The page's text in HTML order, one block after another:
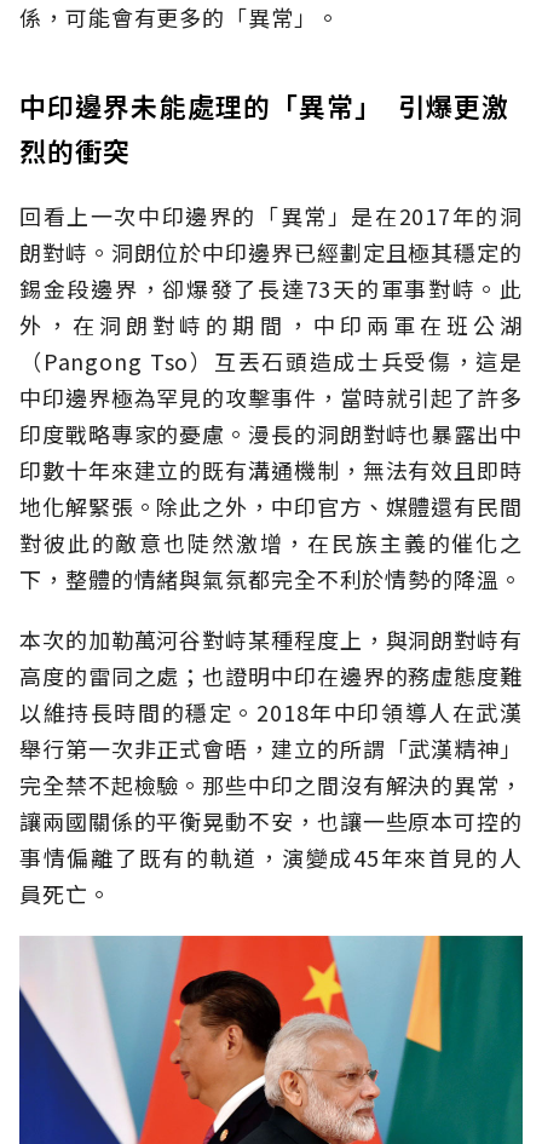
係，可能會有更多的「異常」。
中印邊界未能處理的「異常」 引爆更激
烈的衝突
回看上一次中印邊界的「異常」是在2017年的洞
朗對峙。洞朗位於中印邊界已經劃定且極其穩定的
錫金段邊界，卻爆發了長達73天的軍事對峙。此
外，在洞朗對峙的期間，中印兩軍在班公湖
（Pangong Tso）互丟石頭造成士兵受傷，這是
中印邊界極為罕見的攻擊事件，當時就引起了許多
印度戰略專家的憂慮。漫長的洞朗對峙也暴露出中
印數十年來建立的既有溝通機制，無法有效且即時
地化解緊張。除此之外，中印官方、媒體還有民間
對彼此的敵意也陡然激增，在民族主義的催化之
下，整體的情緒與氣氛都完全不利於情勢的降溫。
本次的加勒萬河谷對峙某種程度上，與洞朗對峙有
高度的雷同之處；也證明中印在邊界的務虛態度難
以維持長時間的穩定。2018年中印領導人在武漢
舉行第一次非正式會晤，建立的所謂「武漢精神」
完全禁不起檢驗。那些中印之間沒有解決的異常，
讓兩國關係的平衡晃動不安，也讓一些原本可控的
事情偏離了既有的軌道，演變成45年來首見的人
員死亡。